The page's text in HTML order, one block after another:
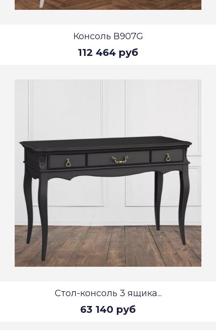
Консоль В907G
112 464 руб
Стол-консоль 3 ящика...
63 140 руб